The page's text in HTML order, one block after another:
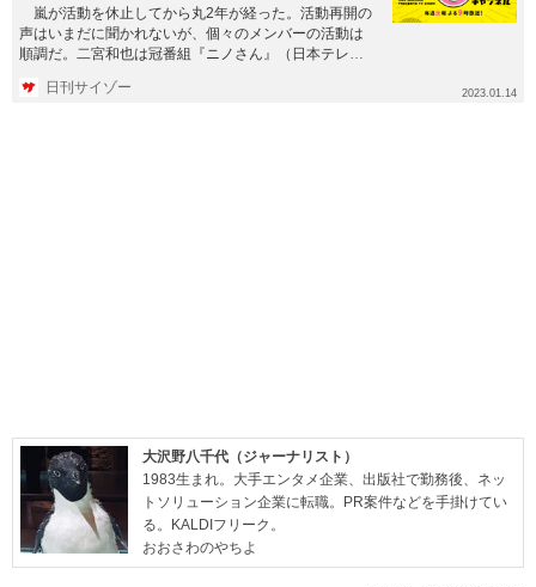
嵐が活動を休止してから丸2年が経った。活動再開の
声はいまだに聞かれないが、個々のメンバーの活動は
順調だ。二宮和也は冠番組『ニノさん』（日本テレビ
日刊サイゾー 2023.01.14
大沢野八千代（ジャーナリスト）
1983生まれ。大手エンタメ企業、出版社で勤務後、ネッ
トソリューション企業に転職。PR案件などを手掛けてい
る。KALDIフリーク。
おおさわのやちよ